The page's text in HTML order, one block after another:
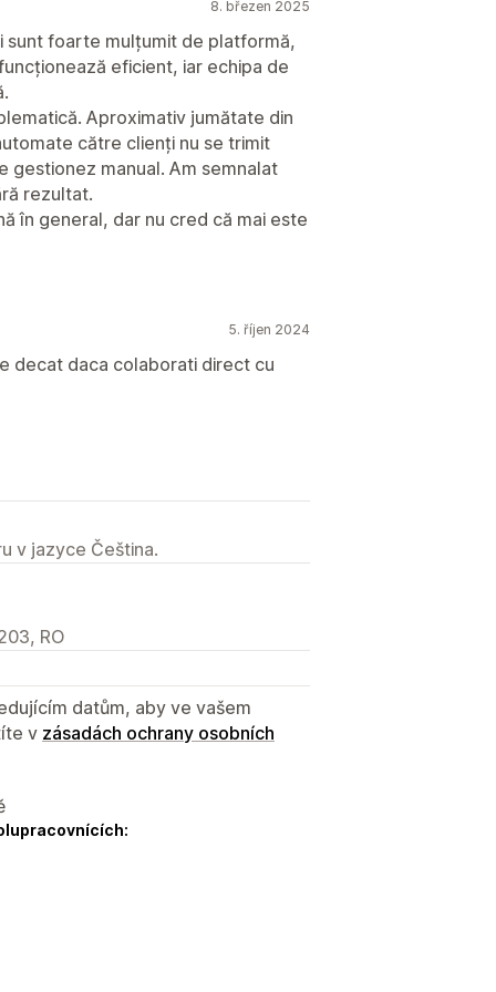
8. březen 2025
sunt foarte mulțumit de platformă,
eficient, iar echipa de
Aproximativ jumătate din
către clienți nu se trimit
gestionez manual. Am semnalat
rezultat.
în general, dar nu cred că mai este
5. říjen 2024
decat daca colaborati direct cu
v jazyce Čeština.
RO
datům, aby ve vašem
v zásadách ochrany osobních